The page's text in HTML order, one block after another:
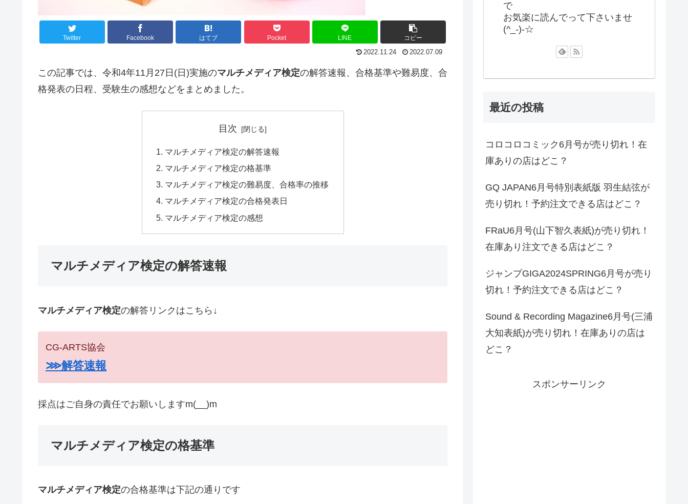
Twitter Facebook はてブ Pocket LINE コピー
2022.11.24 2022.07.09
この記事では、令和4年11月27日(日)実施のマルチメディア検定の解答速報、合格基準や難易度、合
格発表の日程、受験生の感想などをまとめました。
目次
マルチメディア検定の解答速報
マルチメディア検定の格基準
マルチメディア検定の難易度、合格率の推移
マルチメディア検定の合格発表日
マルチメディア検定の感想
マルチメディア検定の解答速報
マルチメディア検定の解答リンクはこちら↓
CG-ARTS協会
⋙解答速報
採点はご自身の責任でお願いしますm(__)m
マルチメディア検定の格基準
マルチメディア検定の合格基準は下記の通りです
で
お気楽に読んでって下さいませ
(^_-)-☆
最近の投稿
コロコロコミック6月号が売り切れ！在
庫ありの店はどこ？
GQ JAPAN6月号特別表紙版 羽生結弦が
売り切れ！予約注文できる店はどこ？
FRaU6月号(山下智久表紙)が売り切れ！
在庫あり注文できる店はどこ？
ジャンプGIGA2024SPRING6月号が売り
切れ！予約注文できる店はどこ？
Sound & Recording Magazine6月号(三浦
大知表紙)が売り切れ！在庫ありの店は
どこ？
スポンサーリンク